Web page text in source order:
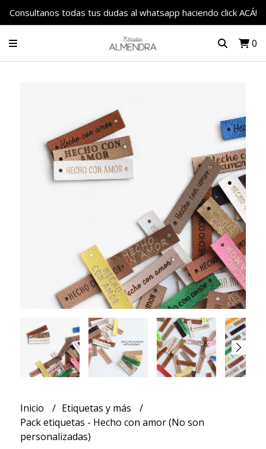
Consultanos todas tus dudas al whatsapp haciendo click ACÁ!
0
Inicio
Etiquetas y más
Pack etiquetas - Hecho con amor (No son
personalizadas)